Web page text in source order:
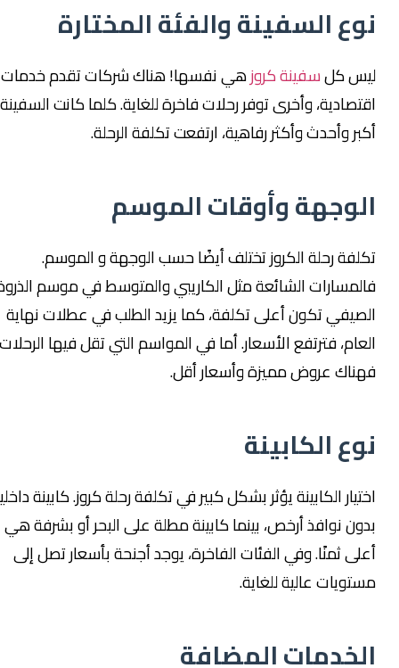
نوع السفينة والفئة المختارة
ليس كلسفينة كروزهي نفسها! هناك شركات تقدم خدمات
اقتصادية، وأخرى توفر رحلات فاخرة للغاية. كلما كانت السفينة
أكبر وأحدث وأكثر رفاهية، ارتفعت تكلفة الرحلة.
الوجهة وأوقات الموسم
تكلفة رحلة الكروز تختلف أيضًا حسب الوجهة و الموسم.
فالمسارات الشائعة مثل الكاريبي والمتوسط في موسم الذروة
الصيفي تكون أعلى تكلفة، كما يزيد الطلب في عطلات نهاية
العام، فترتفع الأسعار. أما في المواسم التي تقل فيها الرحلات،
فهناك عروض مميزة وأسعار أقل.
نوع الكابينة
اختيار الكابينة يؤثر بشكل كبير في تكلفة رحلة كروز. كابينة داخلية
بدون نوافذ أرخص، بينما كابينة مطلة على البحر أو بشرفة هي
أعلى ثمنًا. وفي الفئات الفاخرة، يوجد أجنحة بأسعار تصل إلى
مستويات عالية للغاية.
الخدمات المضافة